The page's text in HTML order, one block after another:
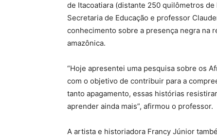
de Itacoatiara (distante 250 quilômetros
Secretaria de Educação e professor
conhecimento sobre a presença negra na
amazônica.
“Hoje apresentei uma pesquisa sobre os
com o objetivo de contribuir para a
tanto apagamento, essas histórias
aprender ainda mais”, afirmou o professor.
A artista e historiadora Francy Júnior